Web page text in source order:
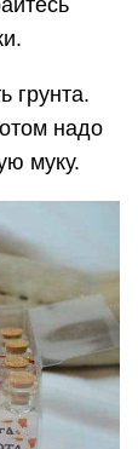
грунта.
надо
муку.